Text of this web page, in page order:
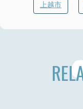
上越市